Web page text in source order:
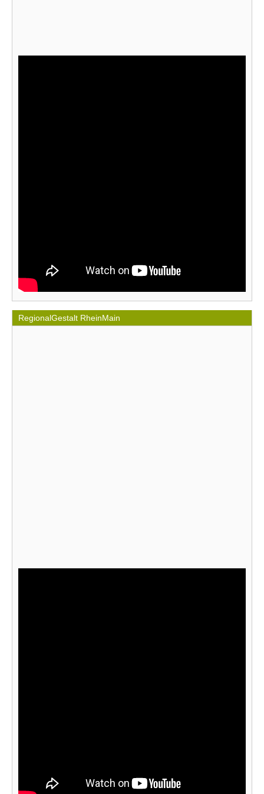
RegionalGestalt RheinMain